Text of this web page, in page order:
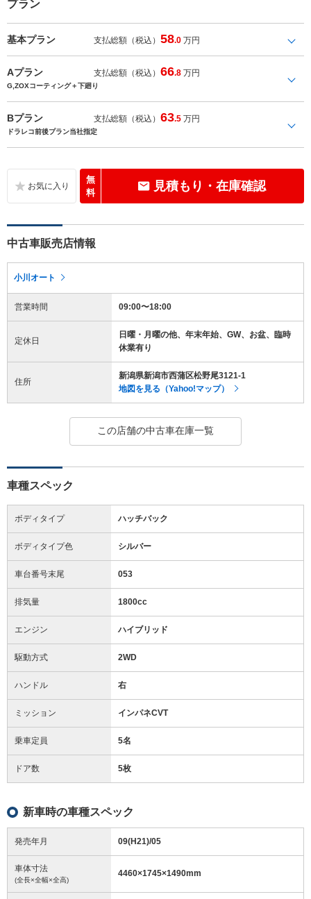
プラン
基本プラン 支払総額（税込）58.0 万円
Aプラン 支払総額（税込）66.8 万円
G,ZOXコーティング＋下廻り
Bプラン 支払総額（税込）63.5 万円
ドラレコ前後プラン当社指定
無
料
見積もり・在庫確認
中古車販売店情報
小川オート
営業時間 09:00〜18:00
定休日
日曜・月曜の他、年末年始、GW、お盆、臨時
休業有り
住所
新潟県新潟市西蒲区松野尾3121-1
地図を見る（Yahoo!マップ）
この店舗の中古車在庫一覧
車種スペック
ボディタイプ ハッチバック
ボディタイプ色 シルバー
車台番号末尾 053
排気量 1800cc
エンジン ハイブリッド
駆動方式 2WD
ハンドル 右
ミッション インパネCVT
乗車定員 5名
ドア数 5枚
新車時の車種スペック
発売年月 09(H21)/05
車体寸法
(全長×全幅×全高)
4460×1745×1490mm